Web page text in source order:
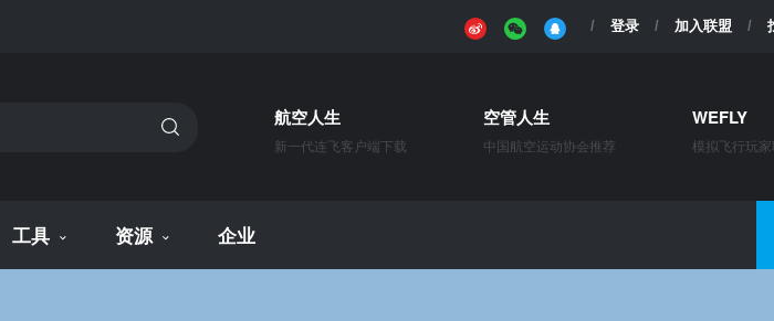
登录 加入联盟
航空人生
新一代连飞客户端下载
空管人生
中国航空运动协会推荐
WEFLY
模拟飞行玩
工具 资源 企业